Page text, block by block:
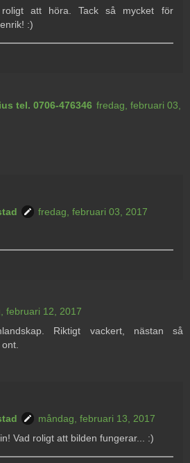
att höra. Tack så mycket för
:)
tel. 0706-476346 fredag, februari 03,
fredag, februari 03, 2017
februari 12, 2017
Riktigt vackert, nästan så
måndag, februari 13, 2017
Vad roligt att bilden fungerar... :)